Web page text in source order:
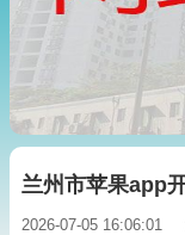
兰州市苹果app
2026-07-05 16:06:01